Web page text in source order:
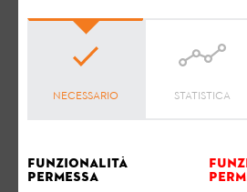
Prima di rendere il prodotto
messa in servizio, la pulizia, il
manutenzione, la riparazione, la
ecologico per una lunga durata.
NECESSARIO STATISTICA
Funzionalità
permessa